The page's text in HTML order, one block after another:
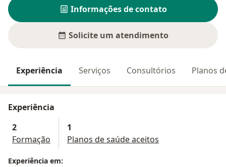
Informações de contato
Solicite um atendimento
Experiência Serviços Consultórios Planos
Experiência
2
Formação
1
Planos de saúde aceitos
Experiência em: